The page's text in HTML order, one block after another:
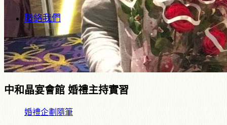
聯絡我們
中和晶宴會館 婚禮主持實習
婚禮企劃隨筆